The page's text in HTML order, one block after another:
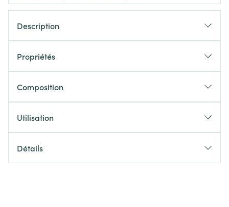
Description
Propriétés
Composition
Utilisation
Détails